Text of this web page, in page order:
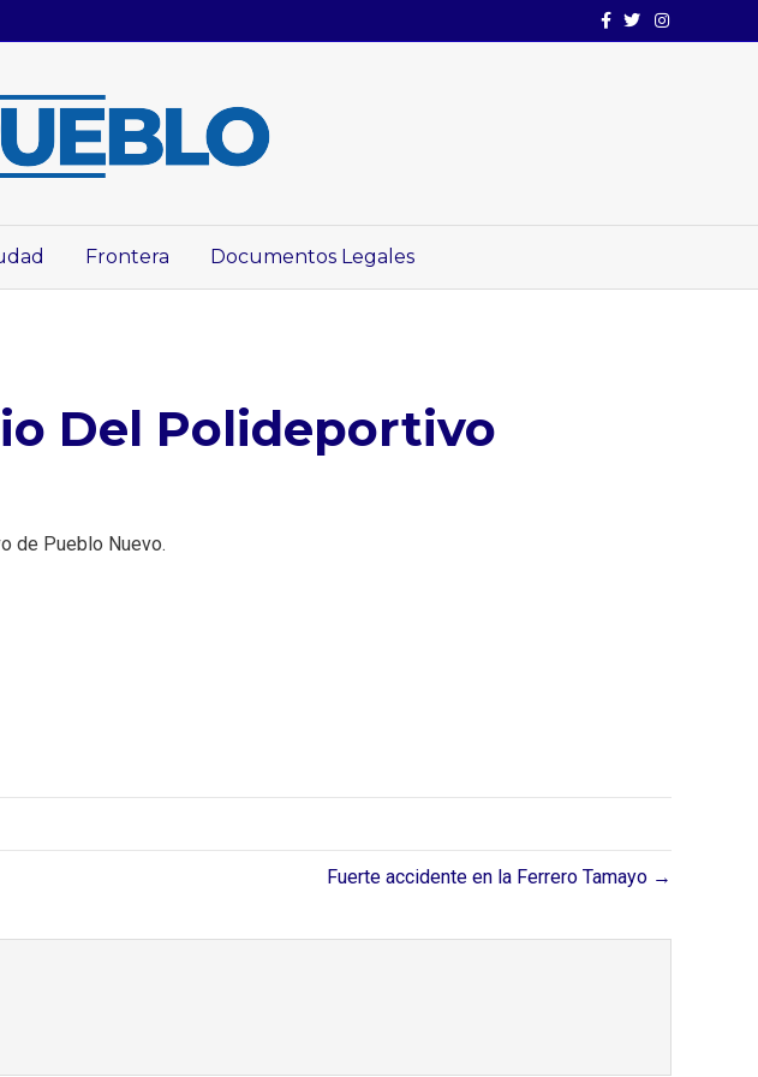
Facebook
TwitterInstagram
Frontera Documentos Legales
Del Polideportivo
de Pueblo Nuevo.
Fuerte accidente en la Ferrero Tamayo →